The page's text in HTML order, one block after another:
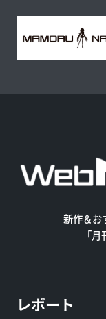
新作＆お
「
レポート